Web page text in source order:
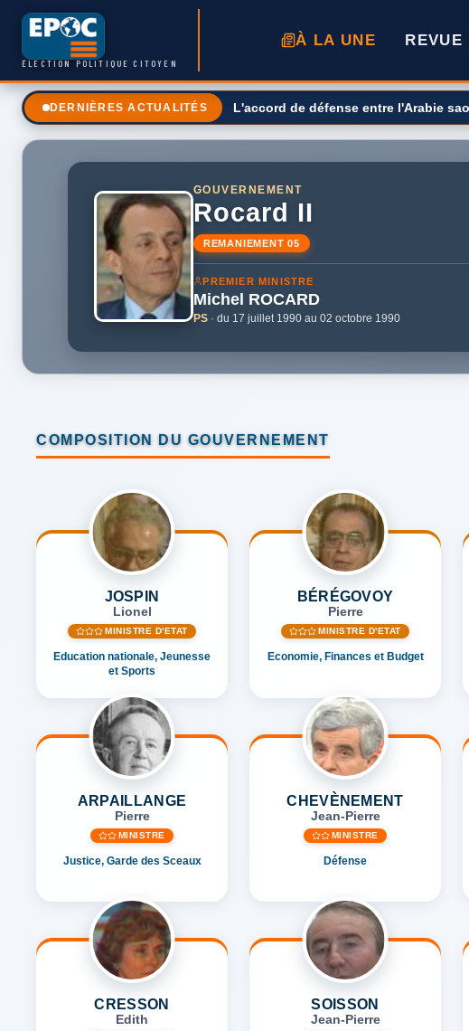
ÉLECTION POLITIQUE CITOYEN
À LA UNE REVUE
DERNIÈRES ACTUALITÉS L'accord de défense entre l'Arabie
GOUVERNEMENT
Rocard II
REMANIEMENT 05
PREMIER MINISTRE
Michel ROCARD
PS· du 17 juillet 1990 au 02 octobre 1990
COMPOSITION DU GOUVERNEMENT
JOSPIN
Lionel
MINISTRE D'ETAT
Education nationale, Jeunesse
et Sports
BÉRÉGOVOY
Pierre
MINISTRE D'ETAT
Economie, Finances et Budget
ARPAILLANGE
Pierre
MINISTRE
Justice, Garde des Sceaux
CHEVÈNEMENT
Jean-Pierre
MINISTRE
Défense
CRESSON
Edith
SOISSON
Jean-Pierre